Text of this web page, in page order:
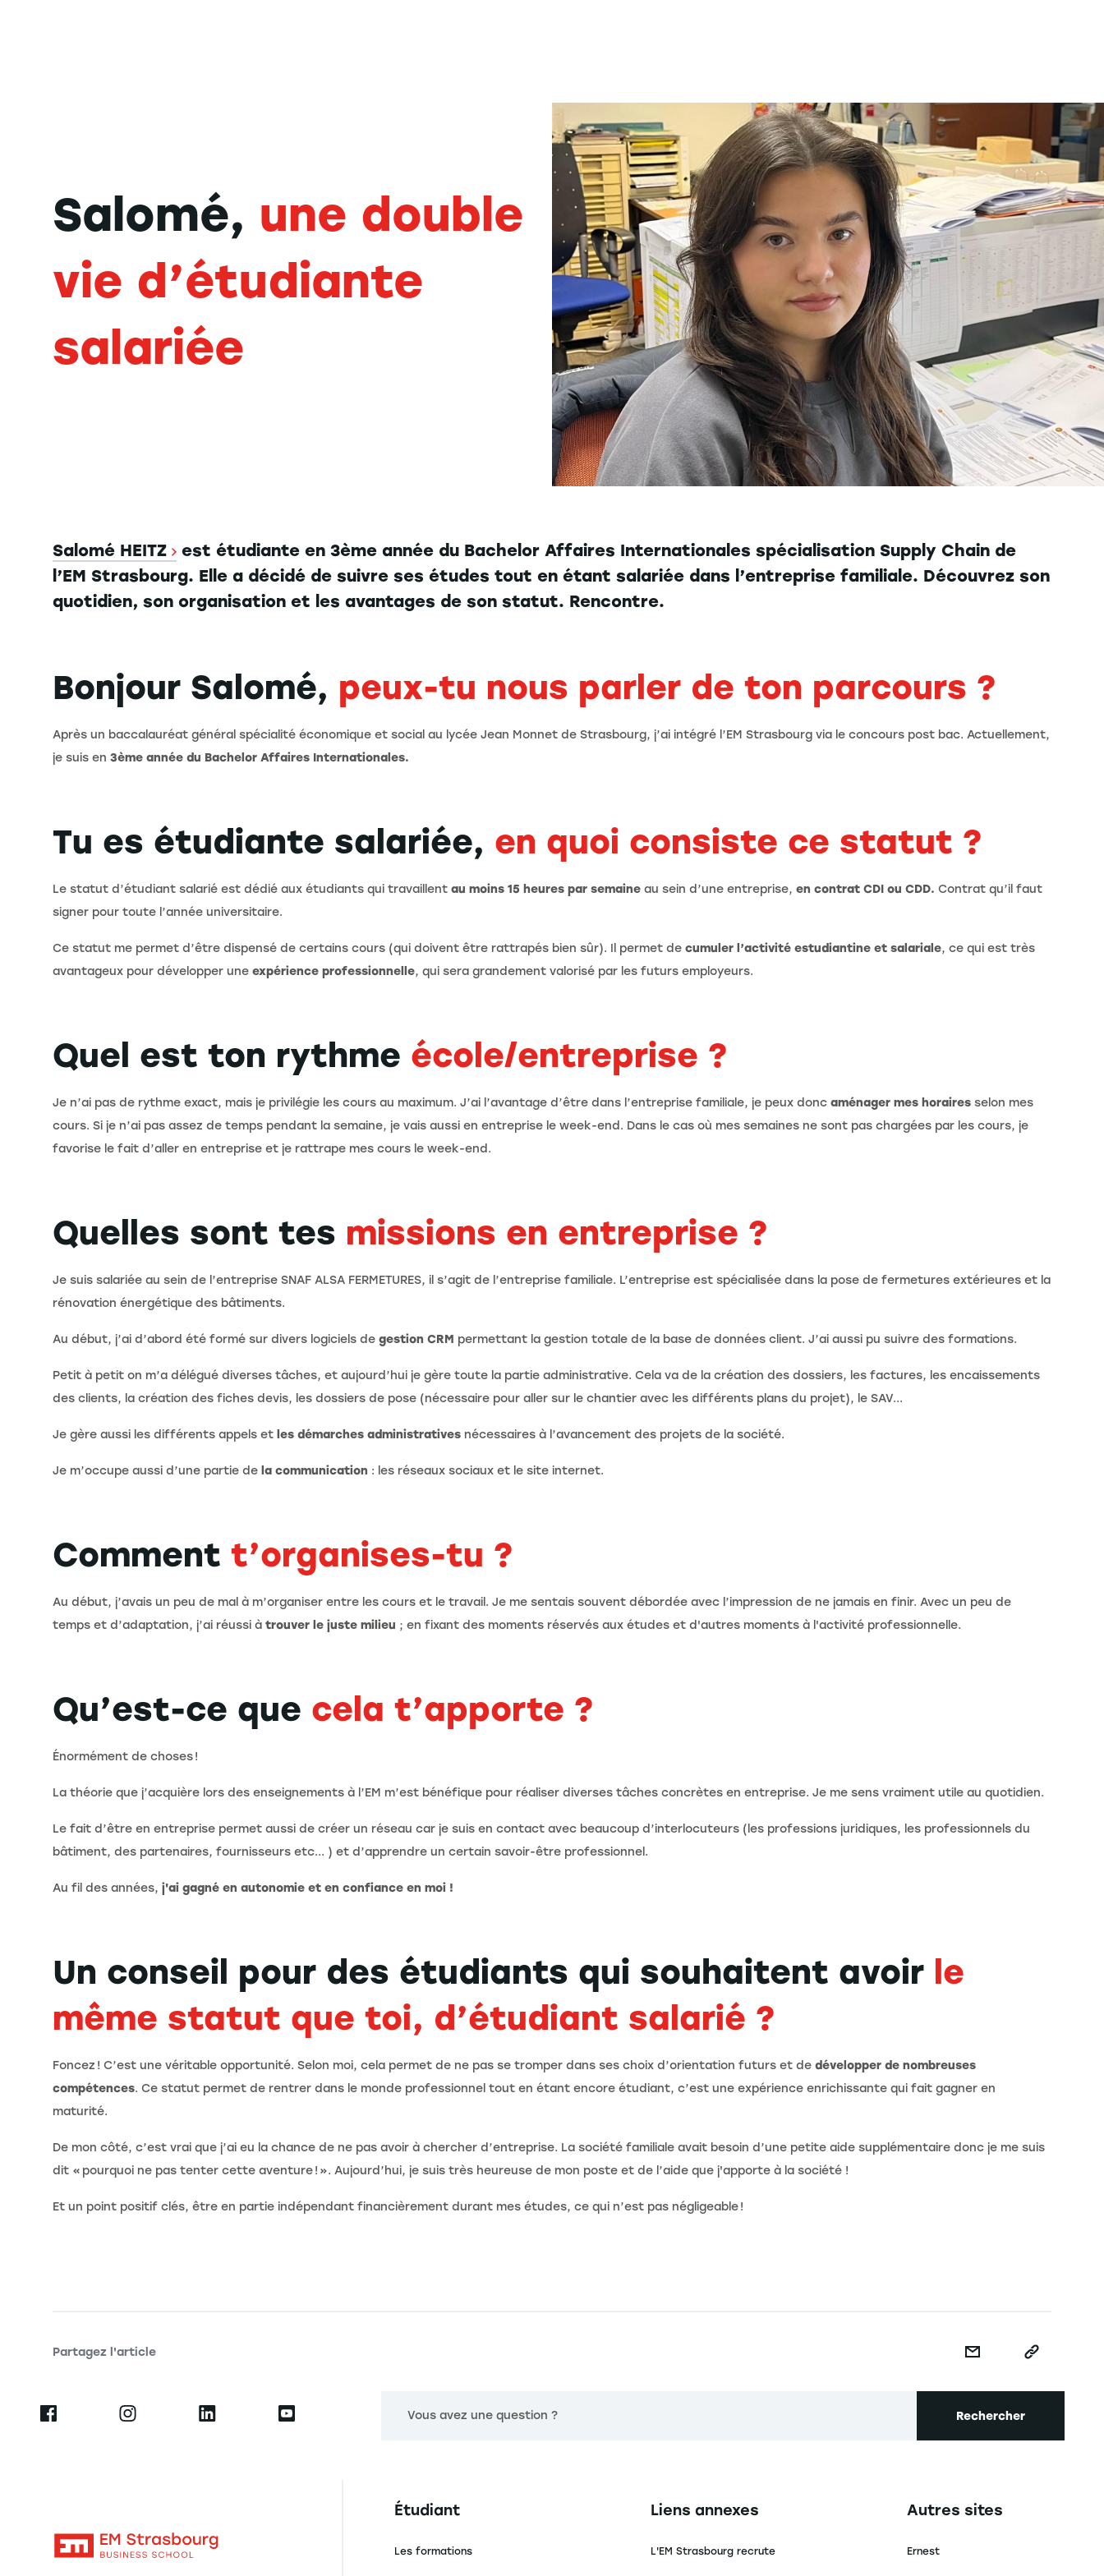
Salomé, une double
vie d’étudiante
salariée
Salomé HEITZ
est étudiante en 3ème année du Bachelor Affaires Internationales spécialisation Supply Chain de
l’EM Strasbourg. Elle a décidé de suivre ses études tout en étant salariée dans l’entreprise familiale. Découvrez son
quotidien, son organisation et les avantages de son statut. Rencontre.
Bonjour Salomé, peux-tu nous parler de ton parcours ?
Après un baccalauréat général spécialité économique et social au lycée Jean Monnet de Strasbourg, j’ai intégré l’EM Strasbourg via le concours post bac. Actuellement,
je suis en 3ème année du Bachelor Affaires Internationales.
Tu es étudiante salariée, en quoi consiste ce statut ?
Le statut d’étudiant salarié est dédié aux étudiants qui travaillent au moins 15 heures par semaine au sein d’une entreprise, en contrat CDI ou CDD. Contrat qu’il faut
signer pour toute l’année universitaire.
Ce statut me permet d’être dispensé de certains cours (qui doivent être rattrapés bien sûr). Il permet de cumuler l’activité estudiantine et salariale, ce qui est très
avantageux pour développer une expérience professionnelle, qui sera grandement valorisé par les futurs employeurs.
Quel est ton rythme école/entreprise ?
Je n’ai pas de rythme exact, mais je privilégie les cours au maximum. J’ai l’avantage d’être dans l’entreprise familiale, je peux donc aménager mes horaires selon mes
cours. Si je n’ai pas assez de temps pendant la semaine, je vais aussi en entreprise le week-end. Dans le cas où mes semaines ne sont pas chargées par les cours, je
favorise le fait d’aller en entreprise et je rattrape mes cours le week-end.
Quelles sont tes missions en entreprise ?
Je suis salariée au sein de l’entreprise SNAF ALSA FERMETURES, il s’agit de l’entreprise familiale. L’entreprise est spécialisée dans la pose de fermetures extérieures et la
rénovation énergétique des bâtiments.
Au début, j’ai d’abord été formé sur divers logiciels de gestion CRM permettant la gestion totale de la base de données client. J’ai aussi pu suivre des formations.
Petit à petit on m’a délégué diverses tâches, et aujourd’hui je gère toute la partie administrative. Cela va de la création des dossiers, les factures, les encaissements
des clients, la création des fiches devis, les dossiers de pose (nécessaire pour aller sur le chantier avec les différents plans du projet), le SAV...
Je gère aussi les différents appels et les démarches administratives nécessaires à l’avancement des projets de la société.
Je m’occupe aussi d’une partie de la communication : les réseaux sociaux et le site internet.
Comment t’organises-tu ?
Au début, j’avais un peu de mal à m’organiser entre les cours et le travail. Je me sentais souvent débordée avec l’impression de ne jamais en finir. Avec un peu de
temps et d’adaptation, j’ai réussi à trouver le juste milieu ; en fixant des moments réservés aux études et d'autres moments à l'activité professionnelle.
Qu’est-ce que cela t’apporte ?
Énormément de choses !
La théorie que j’acquière lors des enseignements à l’EM m’est bénéfique pour réaliser diverses tâches concrètes en entreprise. Je me sens vraiment utile au quotidien.
Le fait d’être en entreprise permet aussi de créer un réseau car je suis en contact avec beaucoup d’interlocuteurs (les professions juridiques, les professionnels du
bâtiment, des partenaires, fournisseurs etc... ) et d’apprendre un certain savoir-être professionnel.
Au fil des années, j'ai gagné en autonomie et en confiance en moi !
Un conseil pour des étudiants qui souhaitent avoir le
même statut que toi, d’étudiant salarié ?
Foncez ! C’est une véritable opportunité. Selon moi, cela permet de ne pas se tromper dans ses choix d’orientation futurs et de développer de nombreuses
compétences. Ce statut permet de rentrer dans le monde professionnel tout en étant encore étudiant, c’est une expérience enrichissante qui fait gagner en
maturité.
De mon côté, c’est vrai que j’ai eu la chance de ne pas avoir à chercher d’entreprise. La société familiale avait besoin d’une petite aide supplémentaire donc je me suis
dit « pourquoi ne pas tenter cette aventure ! ». Aujourd’hui, je suis très heureuse de mon poste et de l’aide que j'apporte à la société !
Et un point positif clés, être en partie indépendant financièrement durant mes études, ce qui n’est pas négligeable !
Partagez l'article
Vous avez une question ? Rechercher
Navigation principale footer
Étudiant
Les formations
Navigation secondaire footer
Liens annexes
L'EM Strasbourg recrute
Navigation tertiaire footer
Autres sites
Ernest